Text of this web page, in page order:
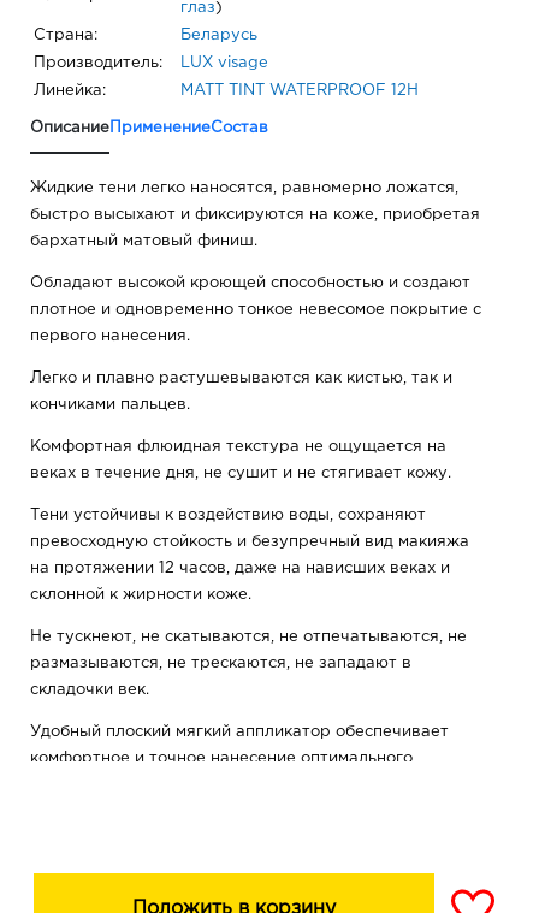
глаз )
Страна: Беларусь
Производитель: LUX visage
Линейка: MATT TINT WATERPROOF 12H
Описание ПрименениеСостав
Жидкие тени легко наносятся, равномерно ложатся,
быстро высыхают и фиксируются на коже, приобретая
бархатный матовый финиш.
Обладают высокой кроющей способностью и создают
плотное и одновременно тонкое невесомое покрытие с
первого нанесения.
Легко и плавно растушевываются как кистью, так и
кончиками пальцев.
Комфортная флюидная текстура не ощущается на
веках в течение дня, не сушит и не стягивает кожу.
Тени устойчивы к воздействию воды, сохраняют
превосходную стойкость и безупречный вид макияжа
на протяжении 12 часов, даже на нависших веках и
склонной к жирности коже.
Не тускнеют, не скатываются, не отпечатываются, не
размазываются, не трескаются, не западают в
складочки век.
Удобный плоский мягкий аппликатор обеспечивает
комфортное и точное нанесение оптимального
свежести и глубины.Положить в корзину